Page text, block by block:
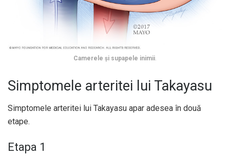
Camerele și supapele inimii.
Simptomele arteritei lui Takayasu
Simptomele arteritei lui Takayasu apar adesea în două
etape.
Etapa 1